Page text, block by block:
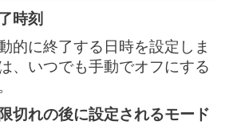
時刻
的に終了する日時を設定しま
、いつでも手動でオフにする
切れの後に設定されるモード